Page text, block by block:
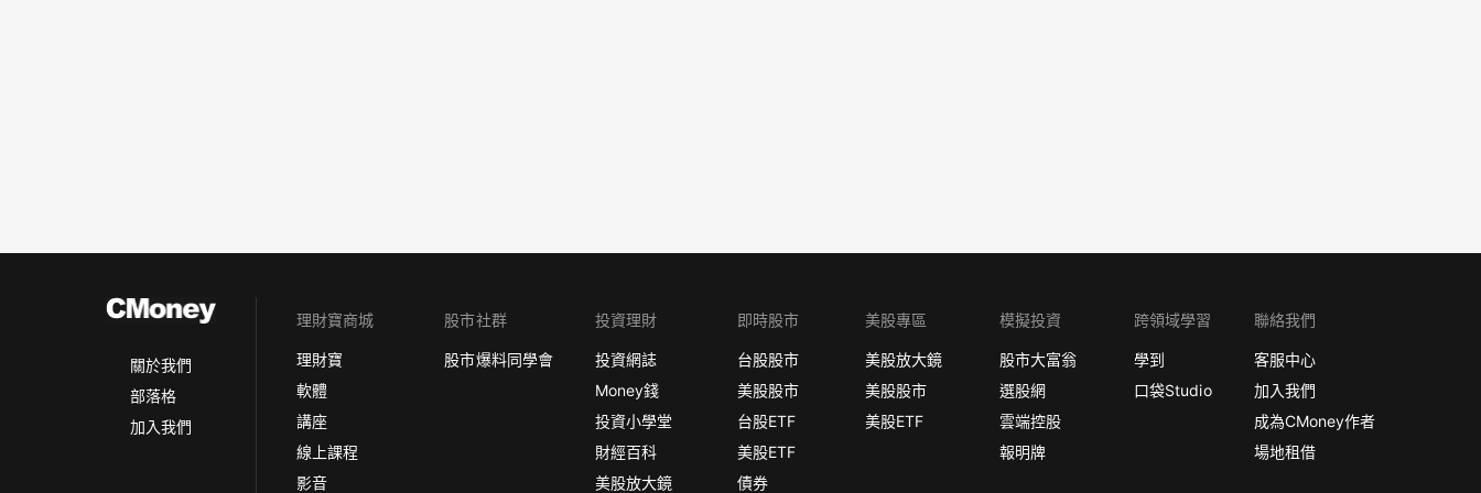
關於我們
部落格
加入我們
理財寶商城
理財寶
軟體
講座
線上課程
影音
股市社群
股市爆料同學會
投資理財
投資網誌
Money錢
投資小學堂
財經百科
美股放大鏡
即時股市
台股股市
美股股市
台股ETF
美股ETF
債券
美股專區
美股放大鏡
美股股市
美股ETF
模擬投資
股市大富翁
選股網
雲端控股
報明牌
跨領域學習
學到
口袋Studio
聯絡我們
客服中心
加入我們
成為CMoney作者
場地租借